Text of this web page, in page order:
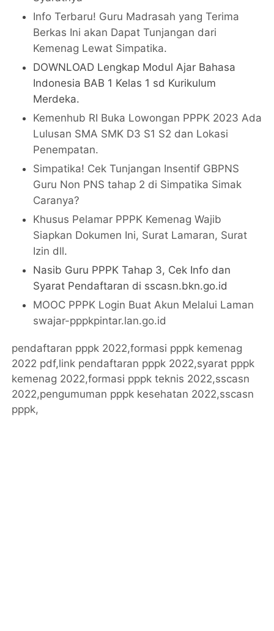
Info Terbaru! Guru Madrasah yang Terima
Berkas Ini akan Dapat Tunjangan dari
Kemenag Lewat Simpatika.
DOWNLOAD Lengkap Modul Ajar Bahasa
Indonesia BAB 1 Kelas 1 sd Kurikulum
Merdeka.
Kemenhub RI Buka Lowongan PPPK 2023 Ada
Lulusan SMA SMK D3 S1 S2 dan Lokasi
Penempatan.
Simpatika! Cek Tunjangan Insentif GBPNS
Guru Non PNS tahap 2 di Simpatika Simak
Caranya?
Khusus Pelamar PPPK Kemenag Wajib
Siapkan Dokumen Ini, Surat Lamaran, Surat
Izin dll.
Nasib Guru PPPK Tahap 3, Cek Info dan
Syarat Pendaftaran di sscasn.bkn.go.id
MOOC PPPK Login Buat Akun Melalui Laman
swajar-pppkpintar.lan.go.id
pendaftaran pppk 2022,formasi pppk kemenag
2022 pdf,link pendaftaran pppk 2022,syarat pppk
kemenag 2022,formasi pppk teknis 2022,sscasn
2022,pengumuman pppk kesehatan 2022,sscasn
pppk,